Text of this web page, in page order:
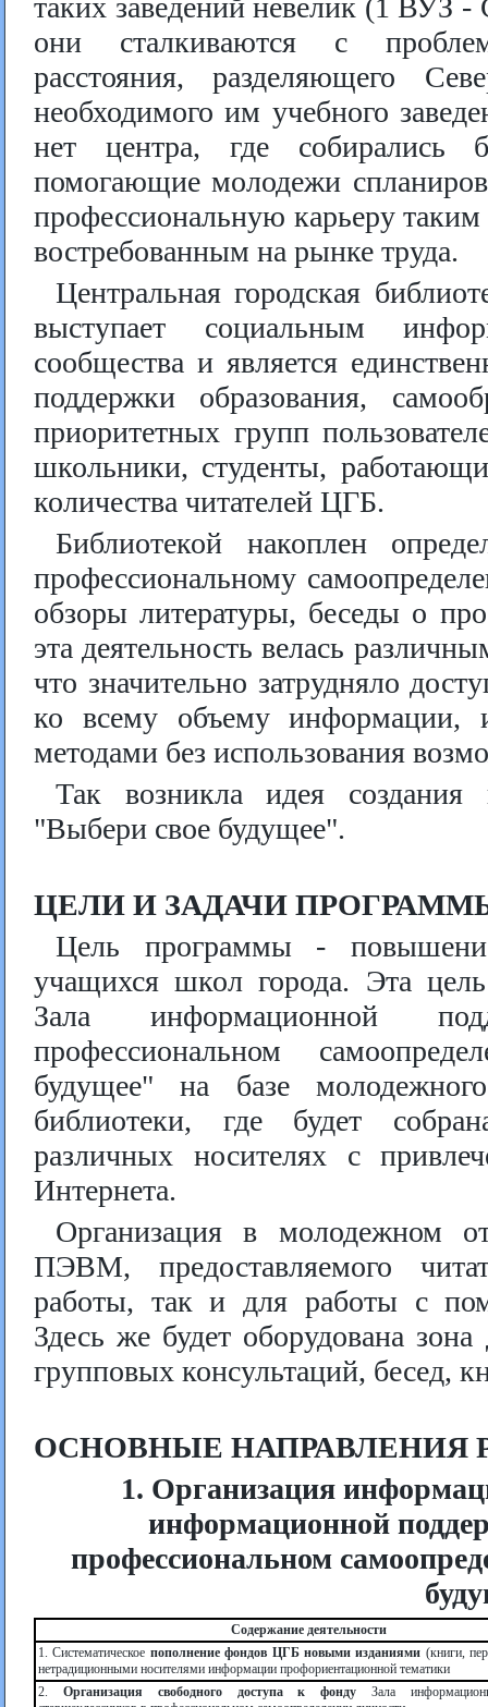
таких заведений невелик (1
они сталкиваются с
расстояния, разделяющего
необходимого им учебного
нет центра, где
помогающие молодежи
профессиональную карьеру
востребованным на рынке труда.
Центральная городская
выступает социальным
сообщества и является
поддержки образования,
приоритетных групп
школьники, студенты,
количества читателей ЦГБ.
Библиотекой накоплен
профессиональному
обзоры литературы, беседы о
эта деятельность велась
что значительно затрудняло
ко всему объему информации,
методами без использования
Так возникла идея создания
"Выбери свое будущее".
ЦЕЛИ И ЗАДАЧИ
Цель программы -
учащихся школ города. Эта
Зала информационной
профессиональном
будущее" на базе
библиотеки, где будет
различных носителях с
Интернета.
Организация в молодежном
ПЭВМ, предоставляемого
работы, так и для работы с
Здесь же будет оборудована
групповых консультаций, бесед,
ОСНОВНЫЕ НАПРАВЛЕНИЯ
1. Организация
информационной
профессиональном
Содержание деятельности
1. Систематическое пополнение фондов ЦГБ новыми изданиями (книги,
нетрадиционными носителями информации профориентационной тематики
2. Организация свободного доступа к фонду Зала